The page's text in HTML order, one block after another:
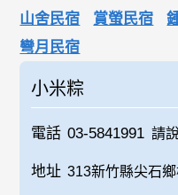
山舍民宿
賞螢民宿
彎月民宿
小米粽
電話 03-5841991 請
地址 313新竹縣尖石